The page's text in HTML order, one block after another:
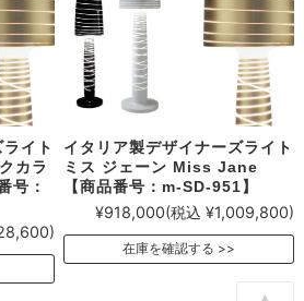
イト
カラ
号：
イタリア製デザイナーズライト
ミス ジェーン Miss Jane
【商品番号：m-SD-951】
¥918,000(税込 ¥1,009,800)
在庫を確認する